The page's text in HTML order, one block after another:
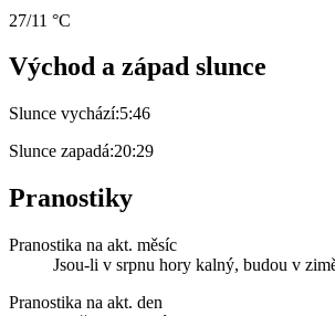
27/11 °C
Východ a západ slunce
Slunce vychází:5:46
Slunce zapadá:20:29
Pranostiky
Pranostika na akt. měsíc
Jsou-li v srpnu hory kalný, budou v
Pranostika na akt. den